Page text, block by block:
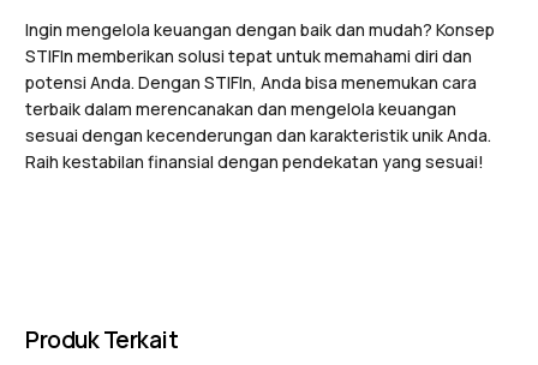
Ingin mengelola keuangan dengan baik dan mudah? Konsep
STIFIn memberikan solusi tepat untuk memahami diri dan
potensi Anda. Dengan STIFIn, Anda bisa menemukan cara
terbaik dalam merencanakan dan mengelola keuangan
sesuai dengan kecenderungan dan karakteristik unik Anda.
Raih kestabilan finansial dengan pendekatan yang sesuai!
Produk Terkait